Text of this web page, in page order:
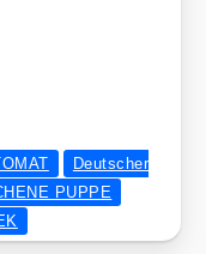
Deutscher
PUPPE